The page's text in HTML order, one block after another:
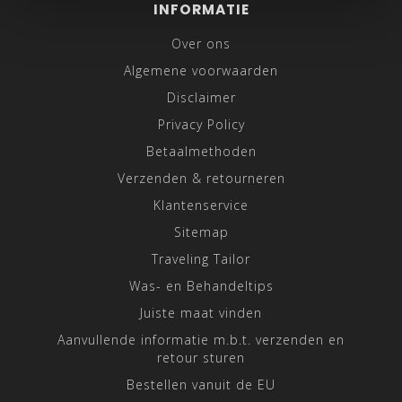
INFORMATIE
Over ons
Algemene voorwaarden
Disclaimer
Privacy Policy
Betaalmethoden
Verzenden & retourneren
Klantenservice
Sitemap
Traveling Tailor
Was- en Behandeltips
Juiste maat vinden
Aanvullende informatie m.b.t. verzenden en
retour sturen
Bestellen vanuit de EU